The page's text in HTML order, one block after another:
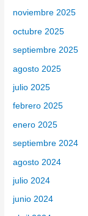
noviembre 2025
octubre 2025
septiembre 2025
agosto 2025
julio 2025
febrero 2025
enero 2025
septiembre 2024
agosto 2024
julio 2024
junio 2024